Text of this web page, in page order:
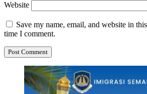
Website
Save my name, email, and website in
time I comment.